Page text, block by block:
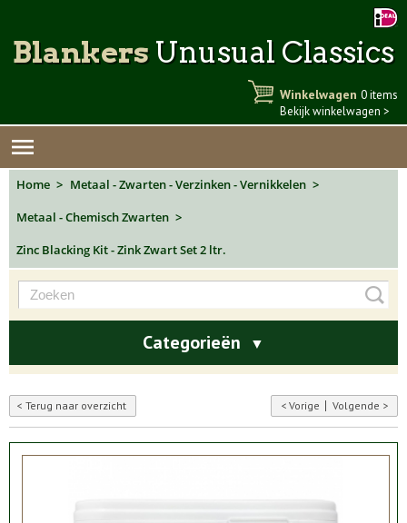
Blankers Unusual Classics
Winkelwagen 0 items
Bekijk winkelwagen >
Home
Metaal - Zwarten - Verzinken - Vernikkelen
Metaal - Chemisch Zwarten
Zinc Blacking Kit - Zink Zwart Set 2 ltr.
Categorieën ▼
Terug naar overzicht Vorige Volgende